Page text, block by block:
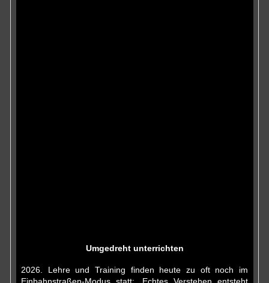
Umgedreht unterrichten
2026. Lehre und Training finden heute zu oft noch im